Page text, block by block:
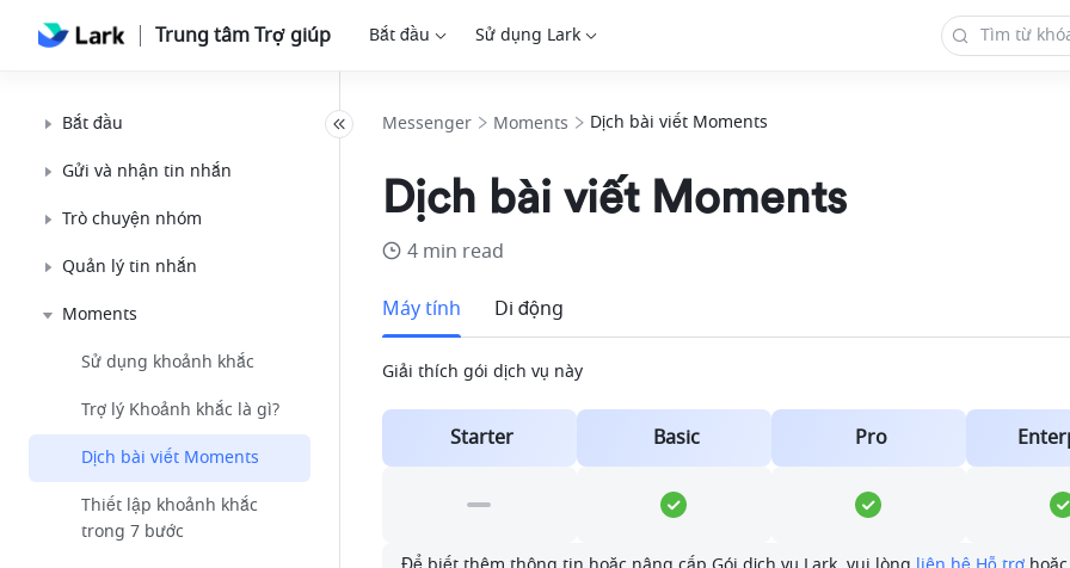
Trung tâm Trợ giúp Bắt đầu Sử dụng Lark
Bắt đầu
Gửi và nhận tin nhắn
Trò chuyện nhóm
Quản lý tin nhắn
Moments
Sử dụng khoảnh khắc
Trợ lý Khoảnh khắc là gì?
Dịch bài viết Moments
Thiết lập khoảnh khắc
trong 7 bước
Messenger Moments Dịch bài viết Moments
Dịch bài viết Moments
4 min read
Máy tính
Di động
Giải thích gói dịch vụ này
Starter Basic Pro